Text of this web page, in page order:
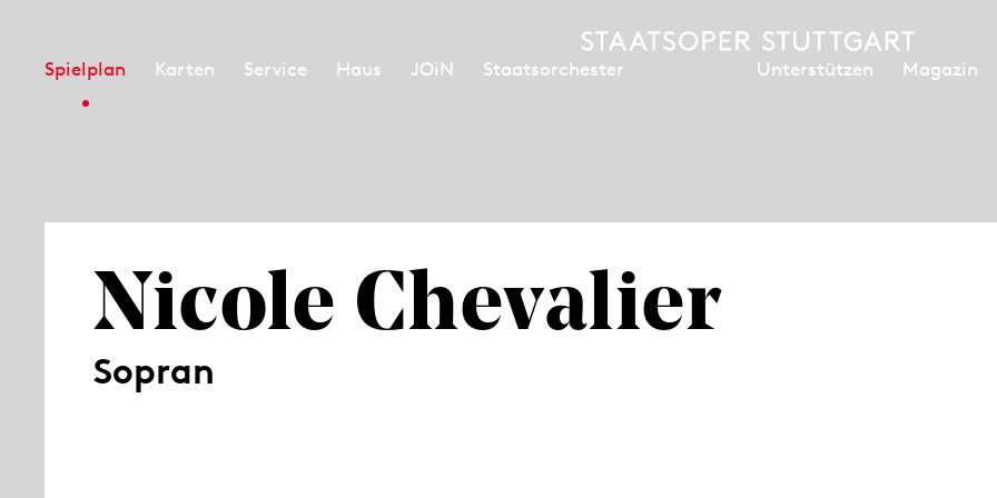
Spielplan Karten Service Haus JOiN Staatsorchester Unterstützen Magazin
Nicole Chevalier
Sopran